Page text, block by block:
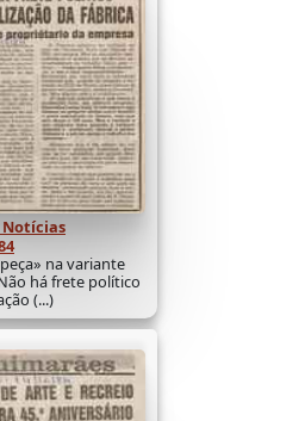
Notícias
na variante
há frete político
(...)